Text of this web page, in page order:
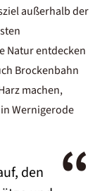
außerhalb der
Natur entdecken
Brockenbahn
machen,
Wernigerode
den
“